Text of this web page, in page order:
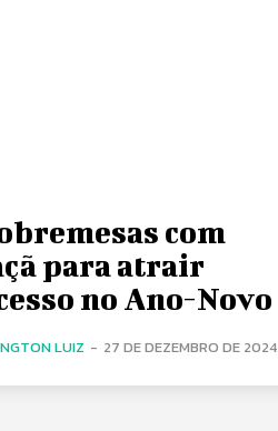
com
para atrair
no Ano-Novo
LUIZ - 27 DE DEZEMBRO DE 2024